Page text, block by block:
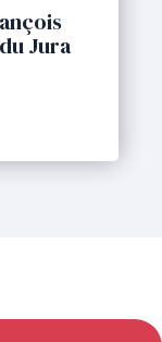
Jura